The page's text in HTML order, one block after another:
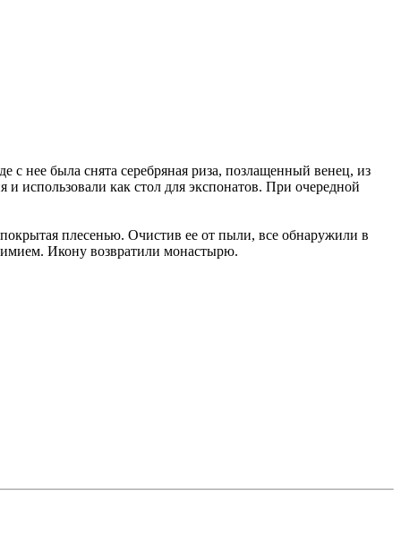
с нее была снята серебряная риза, позлащенный венец, из
использовали как стол для экспонатов. При очередной
плесенью. Очистив ее от пыли, все обнаружили в
Икону возвратили монастырю.